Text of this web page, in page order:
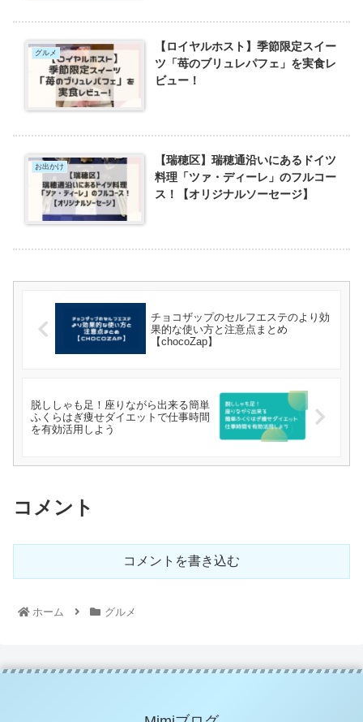
グルメ
【ロイヤルホスト】季節限定スイー
ツ「苺のブリュレパフェ」を実食レ
ビュー！
お出かけ
【瑞穂区】瑞穂通沿いにあるドイツ
料理「ツァ・ディーレ」のフルコー
ス！【オリジナルソーセージ】
チョコザップのセルフエステのより効
果的な使い方と注意点まとめ
【chocoZap】
脱ししゃも足！座りながら出来る簡単
ふくらはぎ痩せダイエットで仕事時間
を有効活用しよう
コメント
コメントを書き込む
ホーム グルメ